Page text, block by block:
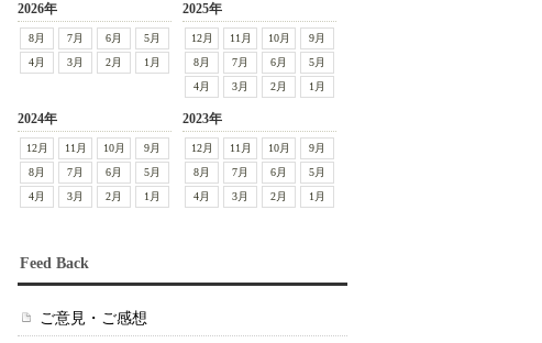
2026年
8月 7月 6月
5月
4月
3月 2月 1月
2025年
12月 11月 10月
9月
8月
7月 6月
5月
4月
3月 2月 1月
2024年
12月 11月 10月
9月
8月
7月 6月
5月
4月
3月 2月 1月
2023年
12月 11月 10月
9月
8月
7月 6月
5月
4月
3月 2月 1月
Feed Back
ご意見・ご感想